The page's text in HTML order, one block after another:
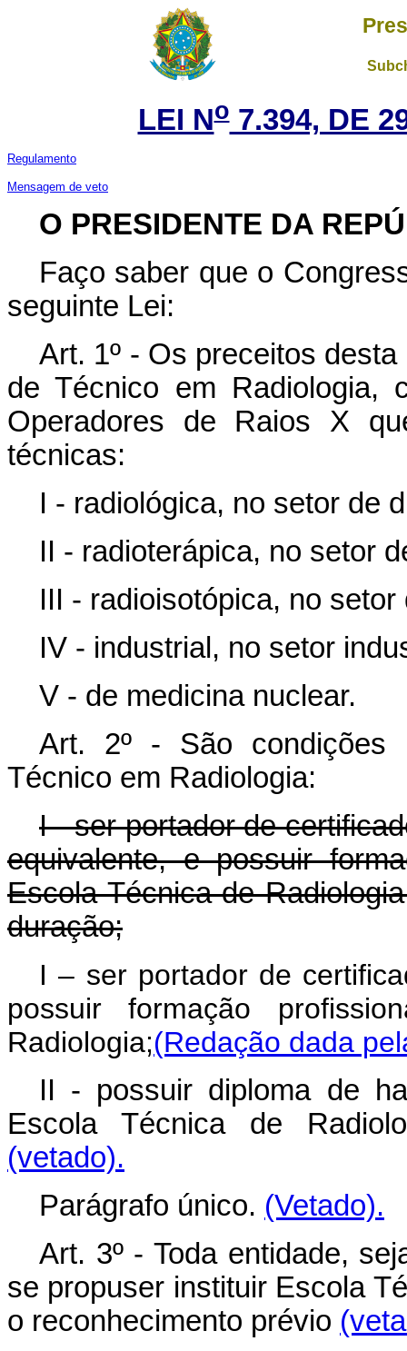
LEI No7.394, DE
Regulamento
Mensagem de veto
O PRESIDENTE DA
Faço saber que o
seguinte Lei:
Art. 1º - Os preceitos
de Técnico em Radiologia,
Operadores de Raios X
técnicas:
I - radiológica, no setor de
II - radioterápica, no setor
III - radioisotópica, no
IV - industrial, no setor
V - de medicina nuclear.
Art. 2º - São condições
Técnico em Radiologia:
I - ser portador de
equivalente, e possuir
Escola Técnica de
duração;
I – ser portador de
possuir formação
Radiologia;(Redação dada
II - possuir diploma de
Escola Técnica de
(vetado).
Parágrafo único. (Vetado).
Art. 3º - Toda entidade,
se propuser instituir Escola
o reconhecimento prévio